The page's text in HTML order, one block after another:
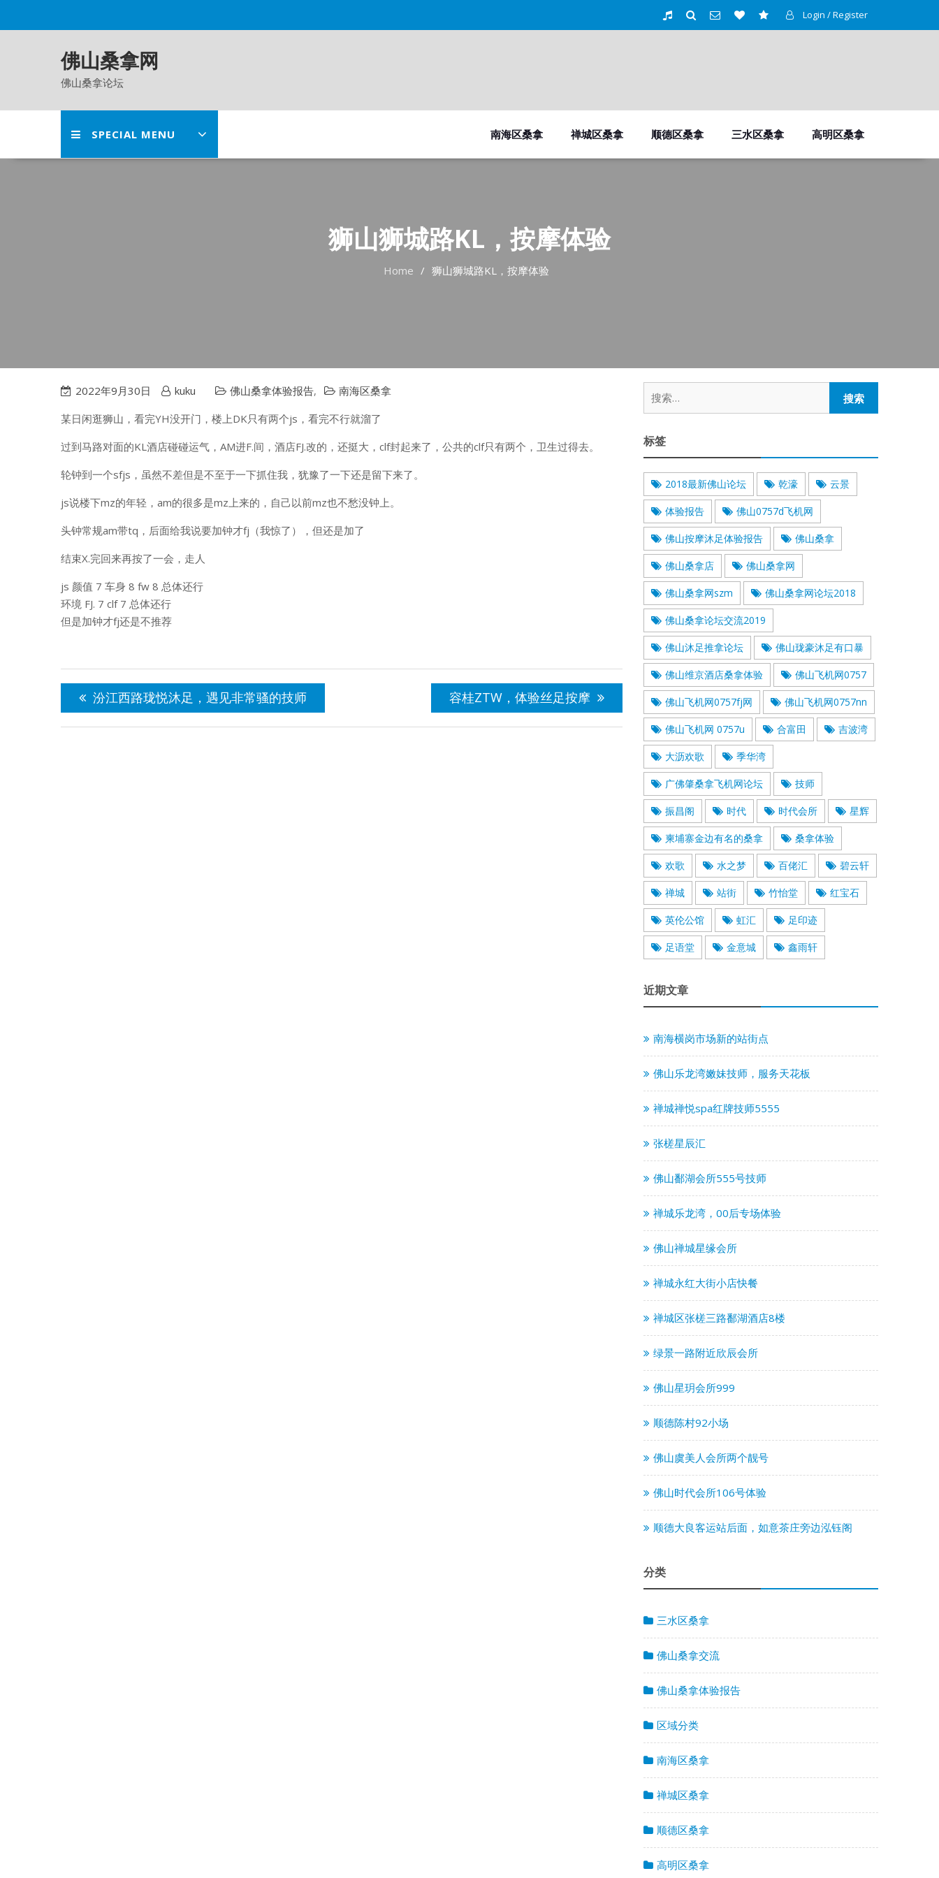
Login / Register
佛山桑拿网
佛山桑拿论坛
SPECIAL MENU 南海区桑拿 禅城区桑拿 顺德区桑拿 三水区桑拿 高明区桑拿
狮山狮城路KL，按摩体验
Home 狮山狮城路KL，按摩体验
2022年9月30日 kuku 佛山桑拿体验报告,
南海区桑拿
某日闲逛狮山，看完YH没开门，楼上DK只有两个js，看完不行就溜了
过到马路对面的KL酒店碰碰运气，AM进F.间，酒店FJ.改的，还挺大，clf封起来了，公共的clf只有两个，卫生过得去。
轮钟到一个sfjs，虽然不差但是不至于一下抓住我，犹豫了一下还是留下来了。
js说楼下mz的年轻，am的很多是mz上来的，自己以前mz也不愁没钟上。
头钟常规am带tq，后面给我说要加钟才fj（我惊了），但还是加了
结束X.完回来再按了一会，走人
js 颜值 7 车身 8 fw 8 总体还行
环境 FJ. 7 clf 7 总体还行
但是加钟才fj还是不推荐
文
导
航
汾江西路珑悦沐足，遇见非常骚的技师 容桂ZTW，体验丝足按摩
标签
2018最新佛山论坛 乾濠 云景
体验报告 佛山0757d飞机网
佛山按摩沐足体验报告 佛山桑拿
佛山桑拿店 佛山桑拿网
佛山桑拿网szm 佛山桑拿网论坛2018
佛山桑拿论坛交流2019
佛山沐足推拿论坛 佛山珑豪沐足有口暴
佛山维京酒店桑拿体验 佛山飞机网0757
佛山飞机网0757fj网 佛山飞机网0757nn
佛山飞机网 0757u 合富田 吉波湾
大沥欢歌 季华湾
广佛肇桑拿飞机网论坛 技师
振昌阁 时代 时代会所 星辉
柬埔寨金边有名的桑拿 桑拿体验
欢歌 水之梦 百佬汇 碧云轩
禅城 站街 竹怡堂 红宝石
英伦公馆 虹汇 足印迹
足语堂 金意城 鑫雨轩
近期文章
南海横岗市场新的站街点
佛山乐龙湾嫩妹技师，服务天花板
禅城禅悦spa红牌技师5555
张槎星辰汇
佛山鄱湖会所555号技师
禅城乐龙湾，00后专场体验
佛山禅城星缘会所
禅城永红大街小店快餐
禅城区张槎三路鄱湖酒店8楼
绿景一路附近欣辰会所
佛山星玥会所999
顺德陈村92小场
佛山虞美人会所两个靓号
佛山时代会所106号体验
顺德大良客运站后面，如意茶庄旁边泓钰阁
分类
三水区桑拿
佛山桑拿交流
佛山桑拿体验报告
区域分类
南海区桑拿
禅城区桑拿
顺德区桑拿
高明区桑拿